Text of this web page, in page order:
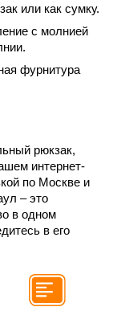
или как сумку.
с молнией
фурнитура
рюкзак,
интернет-
по Москве и
– это
в одном
в его